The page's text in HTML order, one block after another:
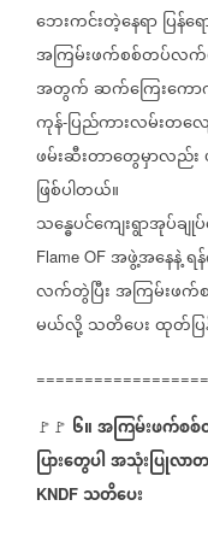
ဘေးကင်းတဲ့နေရာပြန်
အကြမ်းဖက်စစ်တပ်လက်ပ
အတွက်ဆက်ကြေးကော
ကုန်-ပြည်ကားလမ်းတလ
ဖမ်းဆီးတာတွေမှာလည်း
ဖြစ်ပါတယ်။
သန္ဓေပင်ကျေးရွာအုပ်ချု
Flame OF အဖွဲ့အနေနဲ့ရ
လက်တွဲပြီးအကြမ်းဖ
မယ်လို့သတိပေးထုတ်ပြ
🚩🚩 ၆။အကြမ်းဖက်စ
ပြားတွေပါအသုံးပြုလ
KNDF သတိပေး